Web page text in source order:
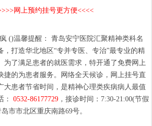
网上预约挂号更方便<<<<
温馨提醒： 青岛安宁医院汇聚精神类科名
，打造华北地区“专并专医、专治”最专业的精
为了满足患者的就医需求，特开通了免费网上
捷的为患者服务。网络全天候诊，网上挂号直
大患者节省时间，是精神心理类疾病病人最值
：0532-86177729 ，接诊时间：7:30-21:00(节假
市市北区重庆南路69号。